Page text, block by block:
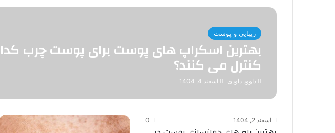
زیبایی و پوست
بهترین اسکراپ های پوست برای پوست چرب
کنترل می کنند؟
داوود داودی اسفند 4, 1404
اسفند 2, 1404 0